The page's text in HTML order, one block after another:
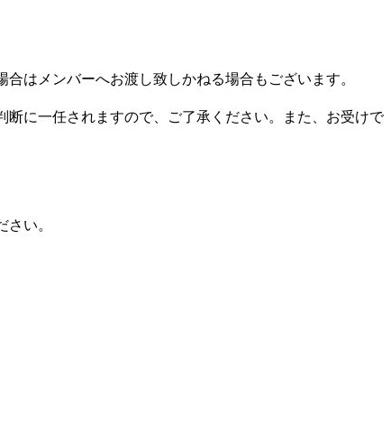
はメンバーへお渡し致しかねる場合もございます。
に一任されますので、ご了承ください。また、お受けで
い。